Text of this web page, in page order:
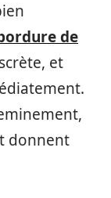
de
et
donnent